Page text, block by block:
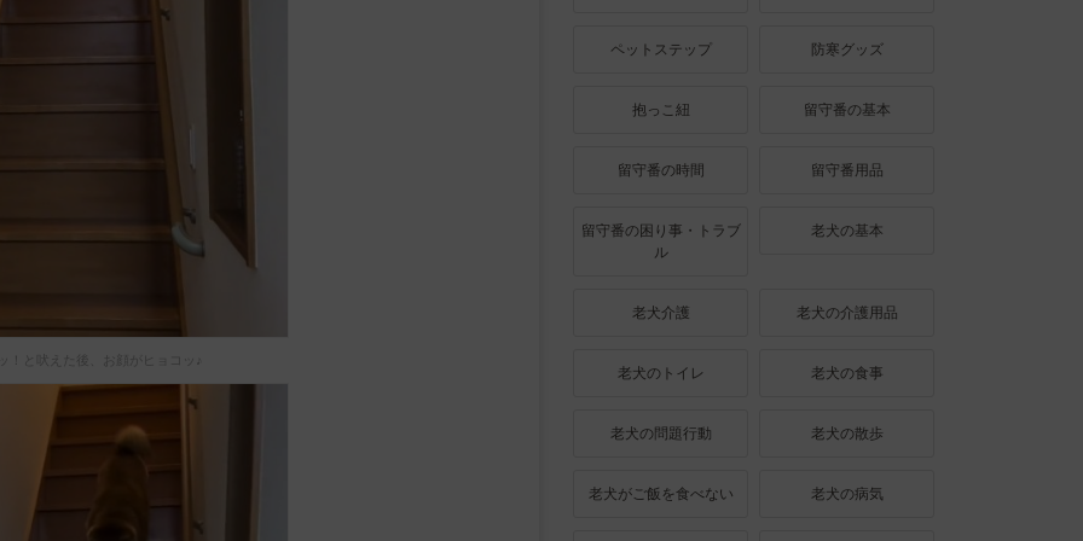
！と吠えた後、お顔がヒョコッ♪
ペットステップ 防寒グッズ
抱っこ紐 留守番の基本
留守番の時間 留守番用品
留守番の困り事・トラブ
ル
老犬の基本
老犬介護 老犬の介護用品
老犬のトイレ 老犬の食事
老犬の問題行動 老犬の散歩
老犬がご飯を食べない 老犬の病気